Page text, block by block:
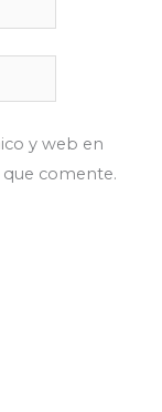
y web en
que comente.